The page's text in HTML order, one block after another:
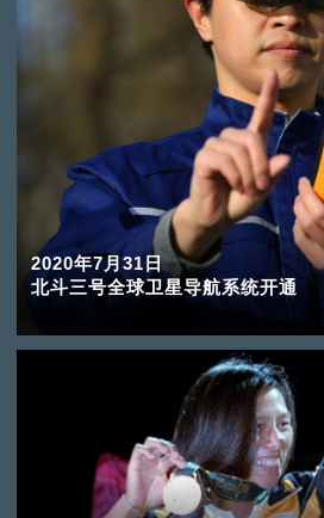
2020年7月31日
北斗三号全球卫星导航系统开通